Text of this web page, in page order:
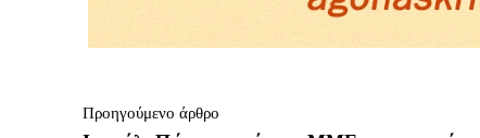
Προηγούμενο άρθρο